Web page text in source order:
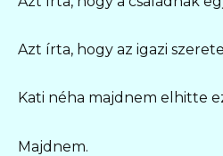
Azt írta, hogy az igazi
Kati néha majdnem elhitte
Majdnem.